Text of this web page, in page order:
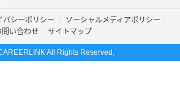
バシーポリシー
ソーシャルメディアポリシー
問い合わせ
サイトマップ
All Rights Reserved.